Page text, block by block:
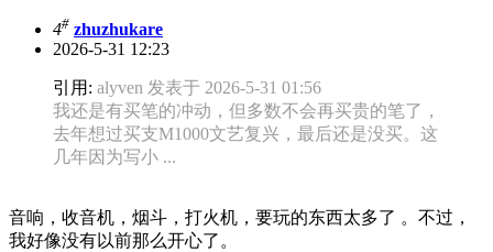
4# zhuzhukare
2026-5-31 12:23
引用: alyven 发表于 2026-5-31 01:56
我还是有买笔的冲动，但多数不会再买贵的笔了，
去年想过买支M1000文艺复兴，最后还是没买。这
几年因为写小 ...
音响，收音机，烟斗，打火机，要玩的东西太多了 。不过，
我好像没有以前那么开心了。